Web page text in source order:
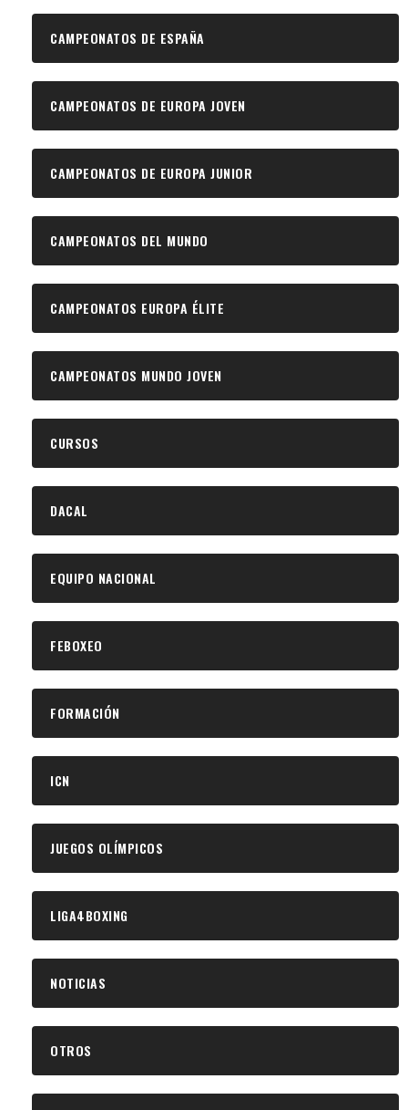
CAMPEONATOS DE ESPAÑA
CAMPEONATOS DE EUROPA JOVEN
CAMPEONATOS DE EUROPA JUNIOR
CAMPEONATOS DEL MUNDO
CAMPEONATOS EUROPA ÉLITE
CAMPEONATOS MUNDO JOVEN
CURSOS
DACAL
EQUIPO NACIONAL
FEBOXEO
FORMACIÓN
ICN
JUEGOS OLÍMPICOS
LIGA4BOXING
NOTICIAS
OTROS